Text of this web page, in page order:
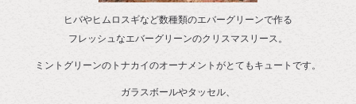
ヒバやヒムロスギなど数種類のエバーグリーンで作る
フレッシュなエバーグリーンのクリスマスリース。
ミントグリーンのトナカイのオーナメントがとてもキュートです。
ガラスボールやタッセル、